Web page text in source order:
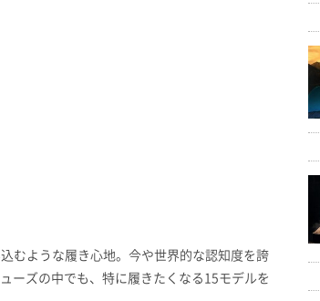
むような履き心地。今や世界的な認知度を誇
ーズの中でも、特に履きたくなる15モデルを